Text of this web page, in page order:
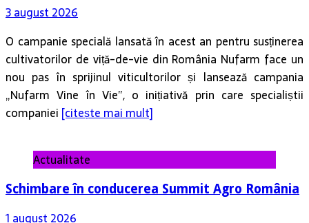
3 august 2026
O campanie specială lansată în acest an pentru susținerea
cultivatorilor de viță-de-vie din România Nufarm face un
nou pas în sprijinul viticultorilor și lansează campania
„Nufarm Vine în Vie”, o inițiativă prin care specialiștii
companiei [citește mai mult]
Actualitate
Schimbare în conducerea Summit Agro România
1 august 2026